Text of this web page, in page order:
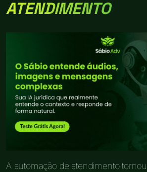
ATENDIMENTO
A automação de atendimento